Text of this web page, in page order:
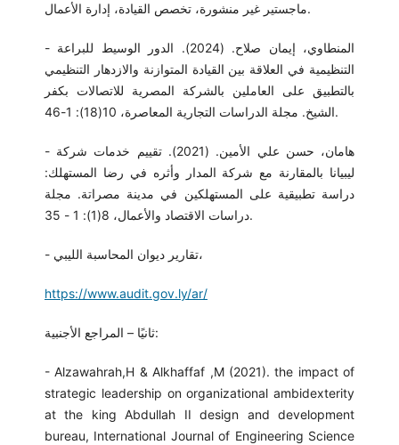
ماجستير غير منشورة، تخصص القيادة، إدارة الأعمال.
- المنطاوي، إيمان صلاح. (2024). الدور الوسيط للبراعة
التنظيمية في العلاقة بين القيادة المتوازنة والازدهار التنظيمي
بالتطبيق على العاملين بالشركة المصرية للاتصالات بكفر
الشيخ. مجلة الدراسات التجارية المعاصرة، 10(18): 1-46.
- هامان، حسن علي الأمين. (2021). تقييم خدمات شركة
ليبيانا بالمقارنة مع شركة المدار وأثره في رضا المستهلك:
دراسة تطبيقية على المستهلكين في مدينة مصراتة. مجلة
دراسات الاقتصاد والأعمال، 8(1): 1 - 35.
- تقارير ديوان المحاسبة الليبي،
https://www.audit.gov.ly/ar/
ثانيًا – المراجع الأجنبية:
- Alzawahrah,H & Alkhaffaf ,M (2021). the impact of
strategic leadership on organizational ambidexterity
at the king Abdullah II design and development
bureau, International Journal of Engineering Science